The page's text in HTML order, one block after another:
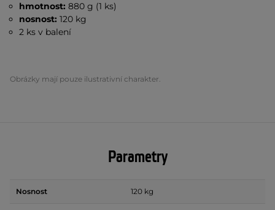
hmotnost: 880 g (1 ks)
nosnost:120 kg
2 ks v balení
Obrázky mají pouze ilustrativní charakter.
Parametry
Nosnost 120 kg